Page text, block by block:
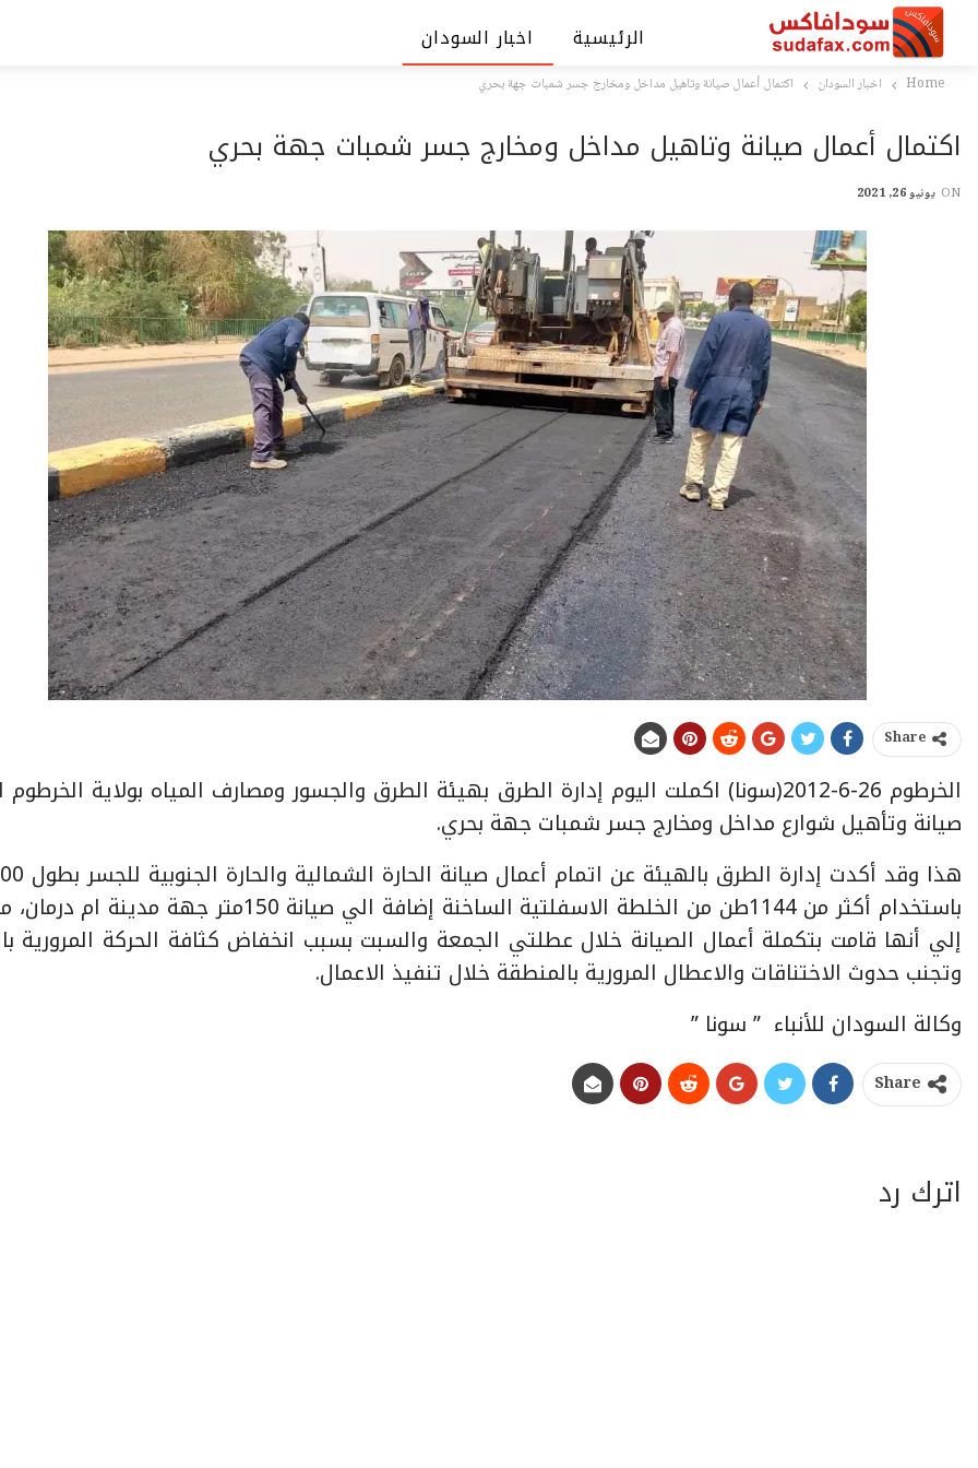
الرئيسية اخبار السودان
Home اخبار السودان اكتمال أعمال صيانة وتاهيل مداخل ومخارج جسر شمبات جهة بحري
اكتمال أعمال صيانة وتاهيل مداخل ومخارج جسر شمبات جهة بحري
ON يونيو 26, 2021
Share
الخرطوم 26-6-2012(سونا) اكملت اليوم إدارة الطرق بهيئة الطرق والجسور ومصارف المياه بولاية
صيانة وتأهيل شوارع مداخل ومخارج جسر شمبات جهة بحري.
باستخدام أكثر من 1144طن من الخلطة الاسفلتية الساخنة إضافة الي صيانة 150متر جهة
إلي أنها قامت بتكملة أعمال الصيانة خلال عطلتي الجمعة والسبت بسبب انخفاض كثافة الحركة المرورية
وتجنب حدوث الاختناقات والاعطال المرورية بالمنطقة خلال تنفيذ الاعمال.
وكالة السودان للأنباء ” سونا ”
Share
اترك رد